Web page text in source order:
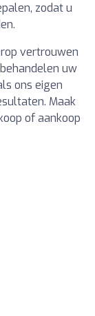
zodat u
vertrouwen
uw
ons eigen
Maak
of aankoop